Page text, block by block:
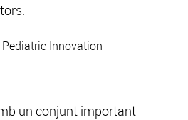
Innovation
un conjunt important